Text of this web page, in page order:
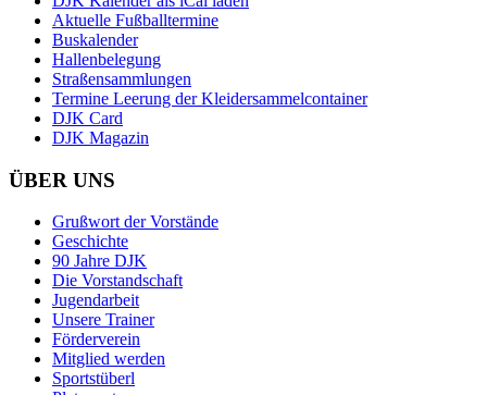
Aktuelle Fußballtermine
Buskalender
Hallenbelegung
Straßensammlungen
Termine Leerung der Kleidersammelcontainer
DJK Card
DJK Magazin
ÜBER UNS
Grußwort der Vorstände
Geschichte
90 Jahre DJK
Die Vorstandschaft
Jugendarbeit
Unsere Trainer
Förderverein
Mitglied werden
Sportstüberl